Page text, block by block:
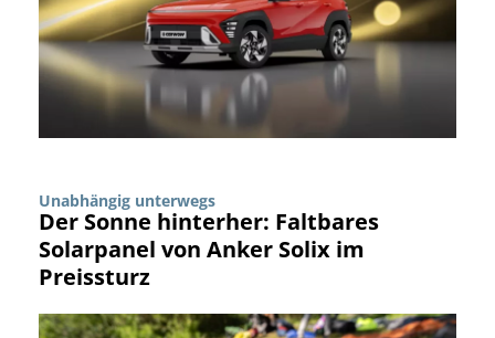
Unabhängig unterwegs
Der Sonne hinterher: Faltbares
Solarpanel von Anker Solix im
Preissturz